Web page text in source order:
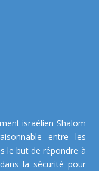
israélien Shalom
entre les
le but de répondre à
la sécurité pour